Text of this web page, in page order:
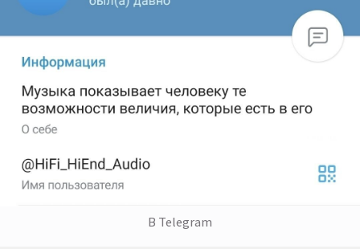
В Telegram